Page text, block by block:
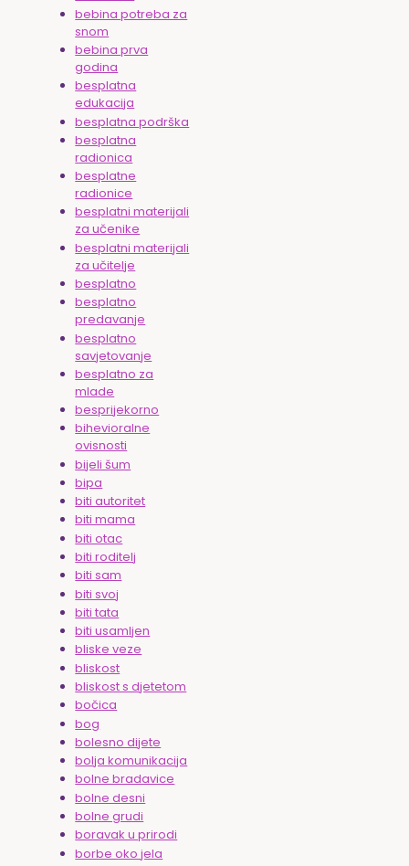
bebina potreba za
snom
bebina prva
godina
besplatna
edukacija
besplatna podrška
besplatna
radionica
besplatne
radionice
besplatni materijali
za učenike
besplatni materijali
za učitelje
besplatno
besplatno
predavanje
besplatno
savjetovanje
besplatno za
mlade
besprijekorno
bihevioralne
ovisnosti
bijeli šum
bipa
biti autoritet
biti mama
biti otac
biti roditelj
biti sam
biti svoj
biti tata
biti usamljen
bliske veze
bliskost
bliskost s djetetom
bočica
bog
bolesno dijete
bolja komunikacija
bolne bradavice
bolne desni
bolne grudi
boravak u prirodi
borbe oko jela